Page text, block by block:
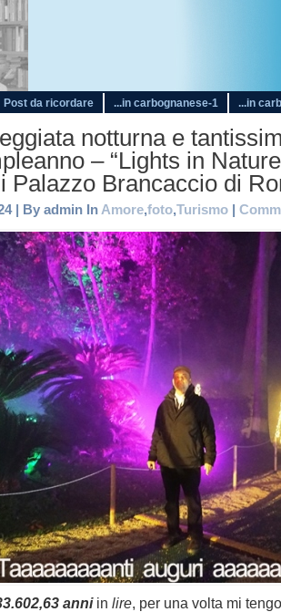
Post da ricordare ...in carbognanese-1 ...in
notturna e
– “Lights in
Palazzo Brancaccio di
| By admin In Amore,foto,Turismo |
anniin lire, per una volta mi